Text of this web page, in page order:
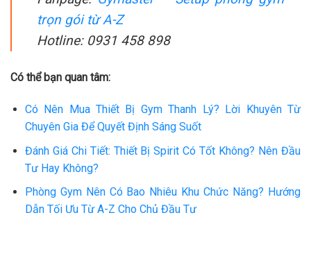
trọn gói từ A-Z
Hotline: 0931 458 898
Có thể bạn quan tâm:
Có Nên Mua Thiết Bị Gym Thanh Lý? Lời Khuyên Từ
Chuyên Gia Để Quyết Định Sáng Suốt
Đánh Giá Chi Tiết: Thiết Bị Spirit Có Tốt Không? Nên Đầu
Tư Hay Không?
Phòng Gym Nên Có Bao Nhiêu Khu Chức Năng? Hướng
Dẫn Tối Ưu Từ A-Z Cho Chủ Đầu Tư